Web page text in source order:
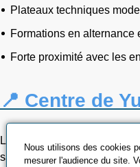
Plateaux techniques
Formations en alternance
Forte proximité avec les
📍 Centre de
Le centre de Yutz accueille
salariés en formation
Nous utilisons des cookies
mesurer l'audience du site.